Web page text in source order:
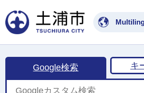
土
Google検索 キ